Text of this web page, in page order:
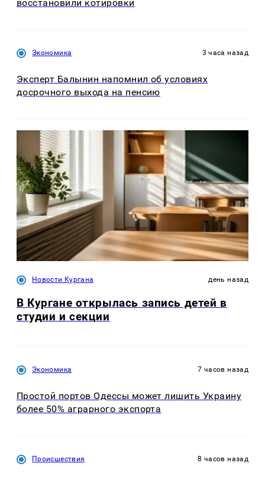
восстановили котировки
Экономика 3 часа назад
Эксперт Балынин напомнил об условиях
досрочного выхода на пенсию
Новости Кургана день назад
В Кургане открылась запись детей в
студии и секции
Экономика 7 часов назад
Простой портов Одессы может лишить Украину
более 50% аграрного экспорта
Происшествия 8 часов назад